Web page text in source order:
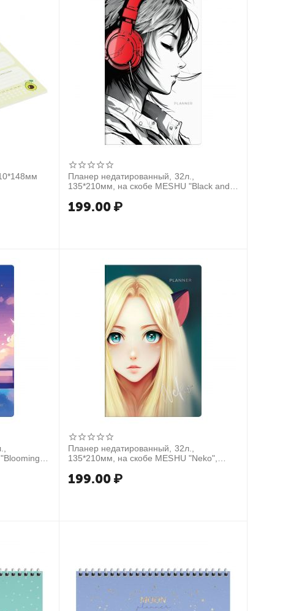
Планер недатированный, 32л.,
135*210мм, на скобе MESHU "Black and
лак
199.00 ₽
Планер недатированный, 32л.,
135*210мм, на скобе MESHU "Neko",
фольга
199.00 ₽